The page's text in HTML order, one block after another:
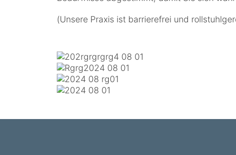
(Unsere Praxis ist barrierefrei und